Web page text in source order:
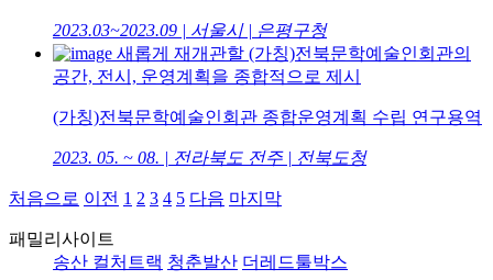
2023.03~2023.09 | 서울시 | 은평구청
새롭게 재개관할 (가칭)전북문학예술인회관의
공간, 전시, 운영계획을 종합적으로 제시
(가칭)전북문학예술인회관 종합운영계획 수립 연구용역
2023. 05. ~ 08. | 전라북도 전주 | 전북도청
처음으로 이전 1 2 3 4 5 다음 마지막
패밀리사이트
송산 컬처트랙 청춘발산 더레드툴박스